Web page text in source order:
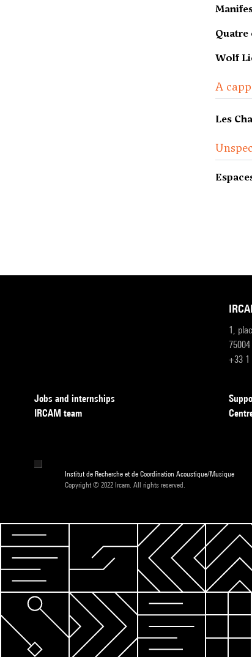
Quatre
Wolf
A
Les
1,
+33 1
Jobs and internships
IRCAM team
Institut de Recherche et de Coordination Acoustique/Musique
Copyright © 2022 Ircam. All rights reserved.